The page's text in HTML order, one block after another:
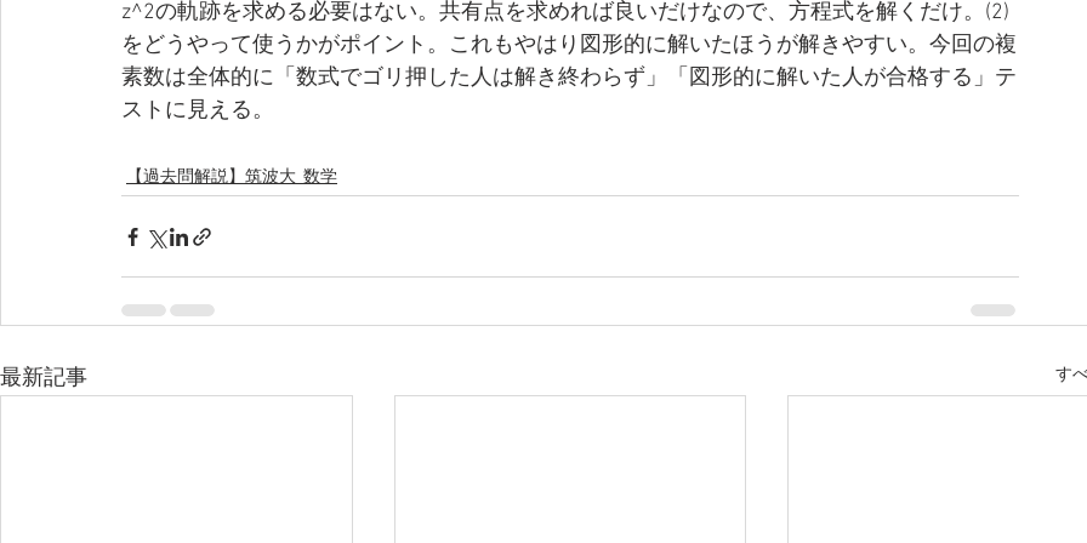
z^2の軌跡を求める必要はない。共有点を求めれば良いだけなので、方程式を解くだけ。(2)
をどうやって使うかがポイント。これもやはり図形的に解いたほうが解きやすい。今回の複
素数は全体的に「数式でゴリ押した人は解き終わらず」「図形的に解いた人が合格する」テ
ストに見える。
【過去問解説】筑波大_数学
最新記事 す